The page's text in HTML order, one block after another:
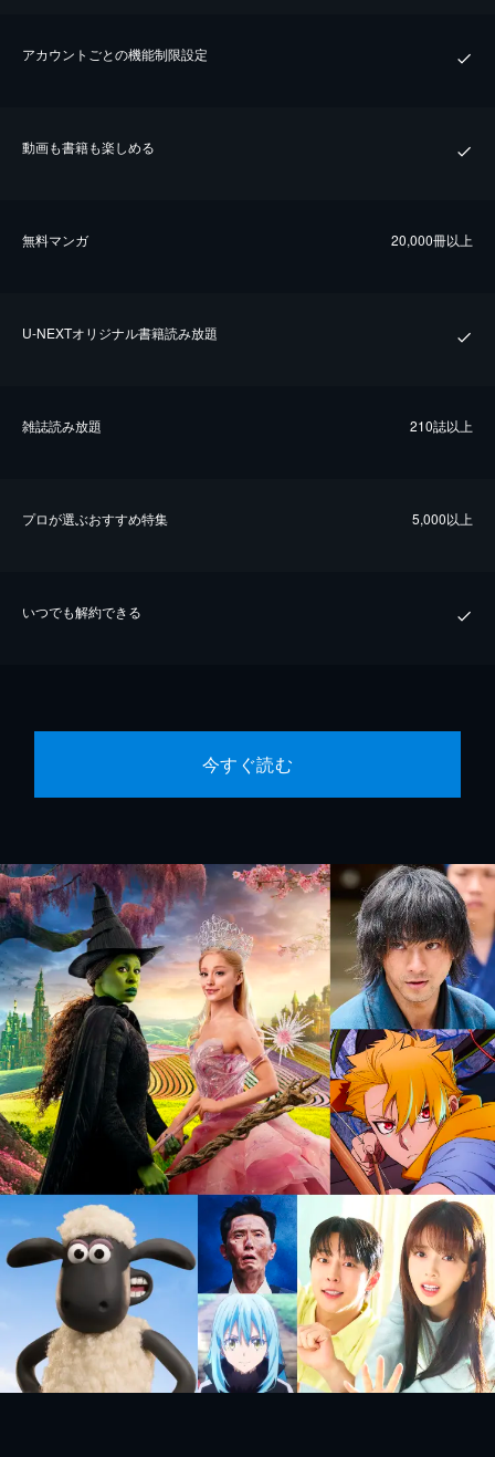
アカウントごとの機能制限設定
動画も書籍も楽しめる
無料マンガ 20,000冊以上
U-NEXTオリジナル書籍読み放題
雑誌読み放題 210誌以上
プロが選ぶおすすめ特集 5,000以上
いつでも解約できる
今すぐ読む